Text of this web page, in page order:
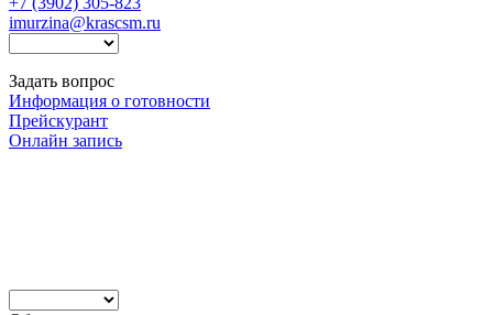
imurzina@krascsm.ru
Задать вопрос
Информация о готовности
Прейскурант
Онлайн запись